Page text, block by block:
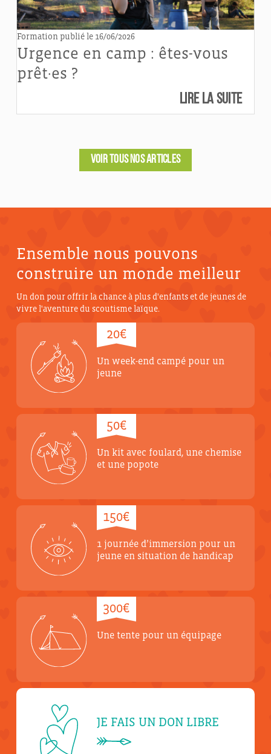
Formationpublié le 16/06/2026
Urgence en camp : êtes-vous
prêt·es ?
Lire la suite
VOIR TOUS NOS ARTICLES
Ensemble nous pouvons
construire un monde meilleur
Un don pour offrir la chance à plus d'enfants et de jeunes de
vivre l'aventure du scoutisme laïque.
20€
Un week-end campé pour un
jeune
50€
Un kit avec foulard, une chemise
et une popote
150€
1 journée d’immersion pour un
jeune en situation de handicap
300€
Une tente pour un équipage
JE FAIS UN DON LIBRE